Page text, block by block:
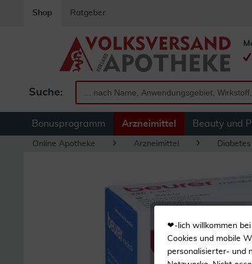
Shop Ratgeber
Suche:
Bonusprogramm Arzneimittel Beauty und
Online Apotheke Arzneimittel Diabetes
❤-lich willkommen bei
Cookies und mobile
personalisierter- und